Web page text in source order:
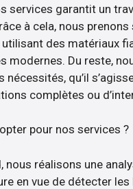
services garantit un
à cela, nous
des matériaux
modernes. Du reste,
nécessités, qu’il
complètes ou
pour nos services ?
nous réalisons une
en vue de détecter les